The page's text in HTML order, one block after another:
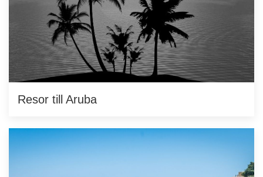
Resor till Aruba